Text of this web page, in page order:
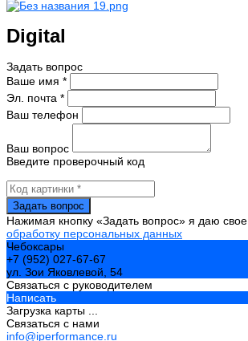
Digital
Задать вопрос
Ваше имя *
Эл. почта *
Ваш телефон
Ваш вопрос
Введите проверочный код
Нажимая кнопку «Задать вопрос» я даю свое
обработку персональных данных
Чебоксары
+7 (952) 027-67-67
ул. Зои Яковлевой, 54
Связаться с руководителем
Написать
Загрузка карты ...
Связаться с нами
info@iperformance.ru